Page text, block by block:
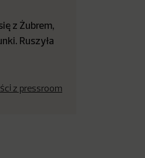
z Żubrem,
Ruszyła
z pressroom